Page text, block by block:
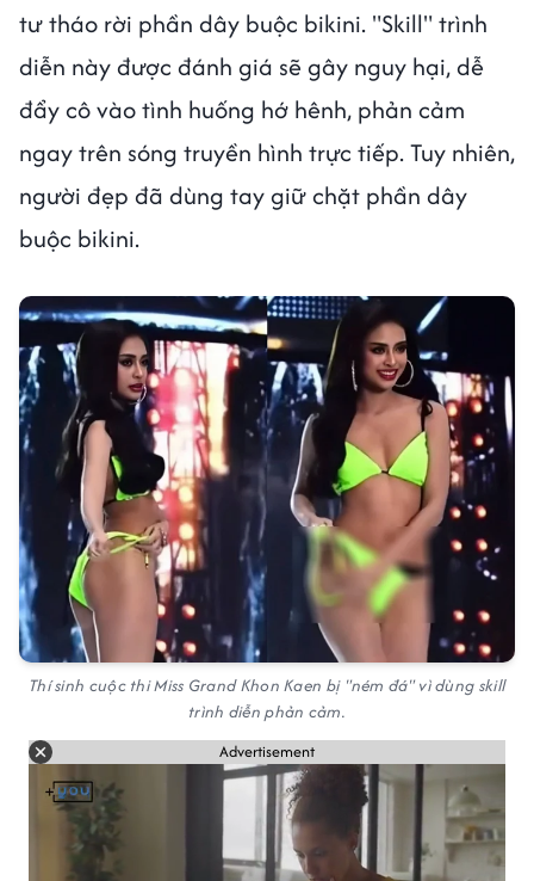
tư tháo rời phần dây buộc bikini. "Skill" trình
diễn này được đánh giá sẽ gây nguy hại, dễ
đẩy cô vào tình huống hớ hênh, phản cảm
ngay trên sóng truyền hình trực tiếp. Tuy nhiên,
người đẹp đã dùng tay giữ chặt phần dây
buộc bikini.
Thí sinh cuộc thi Miss Grand Khon Kaen bị "ném đá" vì dùng skill
trình diễn phản cảm.
Advertisement